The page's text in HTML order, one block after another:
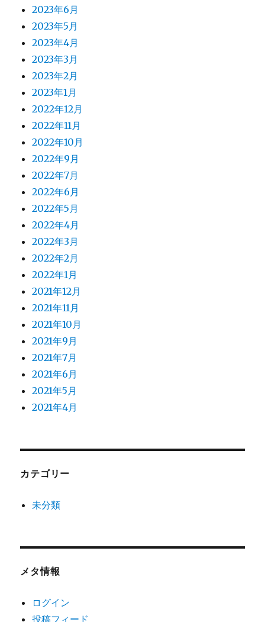
2023年6月
2023年5月
2023年4月
2023年3月
2023年2月
2023年1月
2022年12月
2022年11月
2022年10月
2022年9月
2022年7月
2022年6月
2022年5月
2022年4月
2022年3月
2022年2月
2022年1月
2021年12月
2021年11月
2021年10月
2021年9月
2021年7月
2021年6月
2021年5月
2021年4月
カテゴリー
未分類
メタ情報
ログイン
投稿フィード